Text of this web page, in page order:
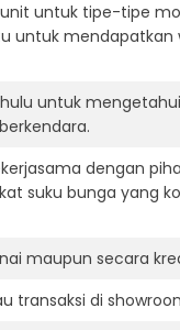
untuk tipe-tipe
untuk
untuk
dengan
suku bunga yang
maupun secara
transaksi di